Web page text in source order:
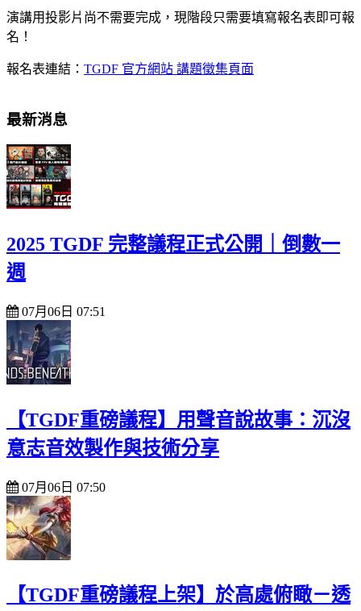
演講用投影片尚不需要完成，現階段只需要填寫報名表即可報
名！
報名表連結： TGDF 官方網站 講題徵集頁面
最新消息
2025 TGDF 完整議程正式公開｜倒數一
週
07月06日 07:51
【TGDF重磅議程】用聲音說故事：沉沒
意志音效製作與技術分享
07月06日 07:50
【TGDF重磅議程上架】於高處俯瞰－透